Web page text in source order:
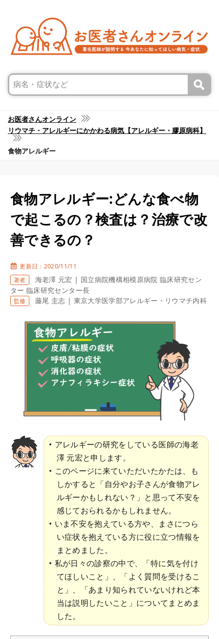
お医者さんオンライン
リウマチ・アレルギーにかかわる病気【アレルギー・膠原病科】
食物アレルギー
食物アレルギー:どんな食べ物
で起こるの？検査は？治療で改
善できるの？
更新日：2020/11/11
著者
海老澤 元宏 | 国立病院機構相模原病院 臨床研究セン
ター 臨床研究センター長
監修 藤尾 圭志 | 東京大学医学部アレルギー・リウマチ内科
アレルギーの研究をしている医師の海老
澤 元宏と申します。
このページに来ていただいたかたは、も
しかすると「自分やお子さんが食物アレ
ルギーかもしれない？」と思って不安を
感じておられるかもしれません。
いま不安を抱えている方や、まさにつら
い症状を抱えている方に役に立つ情報を
まとめました。
私が日々の診察の中で、「特に気を付け
てほしいこと」、「よく質問を受けるこ
と」、「あまり知られていないけれど本
当は説明したいこと」についてまとめま
した。